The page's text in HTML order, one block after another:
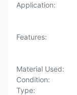
Application:
Features:
Material Used:
Condition:
Type: